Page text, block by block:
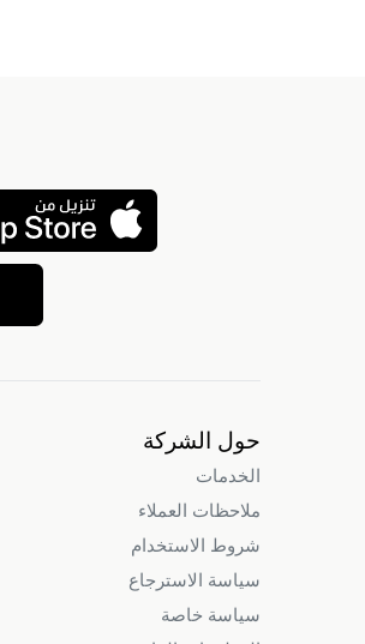
حول الشركة
الخدمات
ملاحظات العملاء
شروط الاستخدام
سياسة الاسترجاع
سياسة خاصة